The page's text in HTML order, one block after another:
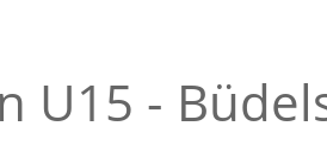
U15 -